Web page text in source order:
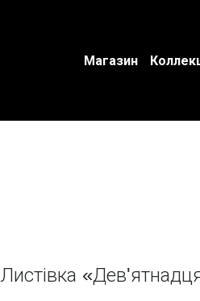
Магазин
Листівка